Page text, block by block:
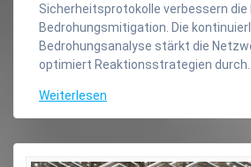
Sicherheitsprotokolle verbessern die
Bedrohungsmitigation. Die
Bedrohungsanalyse stärkt die
optimiert Reaktionsstrategien durch…
Weiterlesen